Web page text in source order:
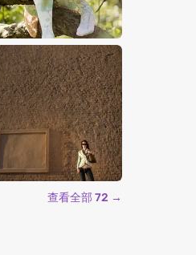
查看全部 72 →